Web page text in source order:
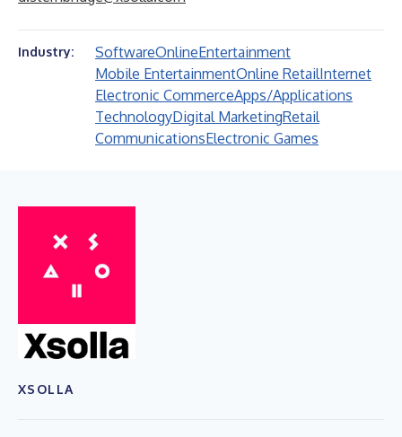
Industry: SoftwareOnlineEntertainment
Mobile EntertainmentOnline RetailInternet
Electronic CommerceApps/Applications
TechnologyDigital MarketingRetail
CommunicationsElectronic Games
XSOLLA